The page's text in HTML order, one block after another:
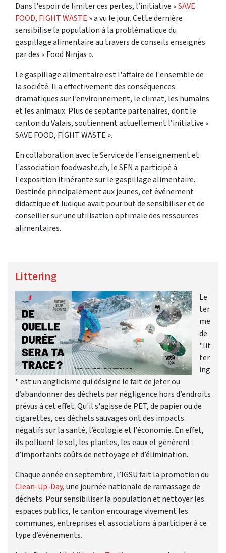
Dans l'espoir de limiter ces pertes, l’initiative «SAVE
FOOD, FIGHT WASTE » a vu le jour. Cette dernière
sensibilise la population à la problématique du
gaspillage alimentaire au travers de conseils enseignés
par des « Food Ninjas ».
Le gaspillage alimentaire est l'affaire de l'ensemble de
la société. Il a effectivement des conséquences
dramatiques sur l’environnement, le climat, les humains
et les animaux. Plus de septante partenaires, dont le
canton du Valais, soutiennent actuellement l’initiative «
SAVE FOOD, FIGHT WASTE ».
En collaboration avec le Service de l'enseignement et
l'association foodwaste.ch, le SEN a participé à
l'exposition itinérante sur le gaspillage alimentaire.
Destinée principalement aux jeunes, cet événement
didactique et ludique avait pour but de sensibiliser et de
conseiller sur une utilisation optimale des ressources
alimentaires.
Littering
Le
ter
me
de
"lit
ter
ing
" est un anglicisme qui désigne le fait de jeter ou
d’abandonner des déchets par négligence hors d’endroits
prévus à cet effet. Qu'il s'agisse de PET, de papier ou de
cigarettes, ces déchets sauvages ont des impacts
négatifs sur la santé, l’écologie et l’économie. En effet,
ils polluent le sol, les plantes, les eaux et génèrent
d’importants coûts de nettoyage et d’élimination.
Chaque année en septembre, l’IGSU fait la promotion du
Clean-Up-Day, une journée nationale de ramassage de
déchets. Pour sensibiliser la population et nettoyer les
espaces publics, le canton encourage vivement les
communes, entreprises et associations à participer à ce
type d’évènements.